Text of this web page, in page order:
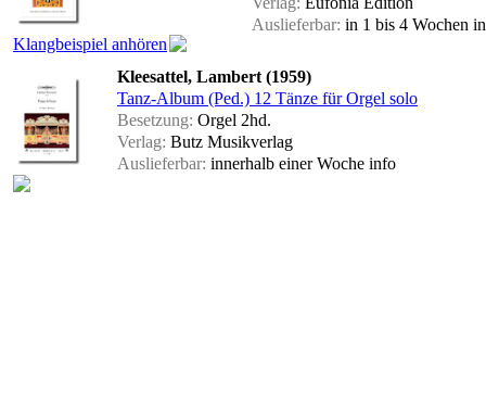
Klangbeispiel anhören
Auslieferbar: in 1 bis 4 Wochen
Kleesattel, Lambert (1959)
Tanz-Album (Ped.) 12 Tänze für Orgel solo
Besetzung: Orgel 2hd.
Verlag: Butz Musikverlag
Auslieferbar: innerhalb einer Woche info